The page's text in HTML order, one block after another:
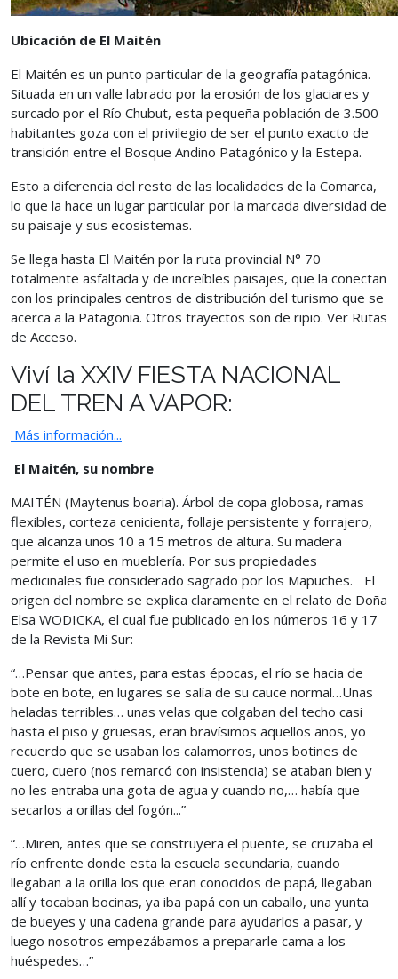
Ubicación de El Maitén
El Maitén es un punto particular de la geografía patagónica.
Situada en un valle labrado por la erosión de los glaciares y
surcado por el Río Chubut, esta pequeña población de 3.500
habitantes goza con el privilegio de ser el punto exacto de
transición entre el Bosque Andino Patagónico y la Estepa.
Esto a diferencia del resto de las localidades de la Comarca,
lo que la hace un lugar particular por la marcada diversidad de
su paisaje y sus ecosistemas.
Se llega hasta El Maitén por la ruta provincial N° 70
totalmente asfaltada y de increíbles paisajes, que la conectan
con los principales centros de distribución del turismo que se
acerca a la Patagonia. Otros trayectos son de ripio. Ver Rutas
de Acceso.
Viví la XXIV FIESTA NACIONAL
DEL TREN A VAPOR:
Más información...
El Maitén, su nombre
MAITÉN (Maytenus boaria). Árbol de copa globosa, ramas
flexibles, corteza cenicienta, follaje persistente y forrajero,
que alcanza unos 10 a 15 metros de altura. Su madera
permite el uso en mueblería. Por sus propiedades
medicinales fue considerado sagrado por los Mapuches. El
origen del nombre se explica claramente en el relato de Doña
Elsa WODICKA, el cual fue publicado en los números 16 y 17
de la Revista Mi Sur:
“…Pensar que antes, para estas épocas, el río se hacia de
bote en bote, en lugares se salía de su cauce normal…Unas
heladas terribles… unas velas que colgaban del techo casi
hasta el piso y gruesas, eran bravísimos aquellos años, yo
recuerdo que se usaban los calamorros, unos botines de
cuero, cuero (nos remarcó con insistencia) se ataban bien y
no les entraba una gota de agua y cuando no,… había que
secarlos a orillas del fogón...”
“…Miren, antes que se construyera el puente, se cruzaba el
río enfrente donde esta la escuela secundaria, cuando
llegaban a la orilla los que eran conocidos de papá, llegaban
allí y tocaban bocinas, ya iba papá con un caballo, una yunta
de bueyes y una cadena grande para ayudarlos a pasar, y
luego nosotros empezábamos a prepararle cama a los
huéspedes…”